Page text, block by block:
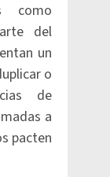
como
del
un
o
de
a
pacten